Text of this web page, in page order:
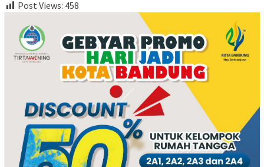
Post Views: 458